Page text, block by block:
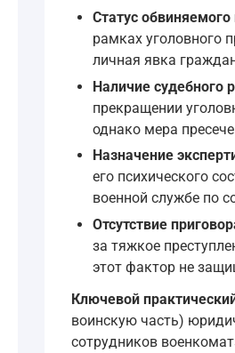
Статус
рамках уголовного
личная явка
Наличие судебного
прекращении
однако мера
Назначение
его психического
военной службе по
Отсутствие
за тяжкое
этот фактор не
Ключевой
воинскую часть)
сотрудников